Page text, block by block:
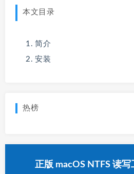
本文目录
简介
安装
热榜
正版 macOS NTFS 读